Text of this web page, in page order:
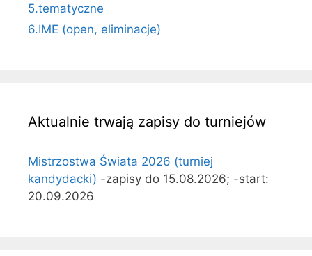
5.tematyczne
6.IME (open, eliminacje)
Aktualnie trwają zapisy do turniejów
Mistrzostwa Świata 2026 (turniej
kandydacki) -zapisy do 15.08.2026; -start:
20.09.2026